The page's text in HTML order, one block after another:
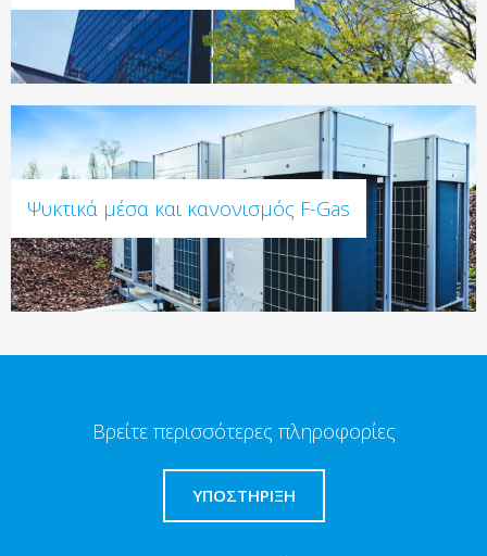
Ψυκτικά μέσα και κανονισμός F-Gas
Βρείτε περισσότερες πληροφορίες
ΥΠΟΣΤΗΡΙΞΗ